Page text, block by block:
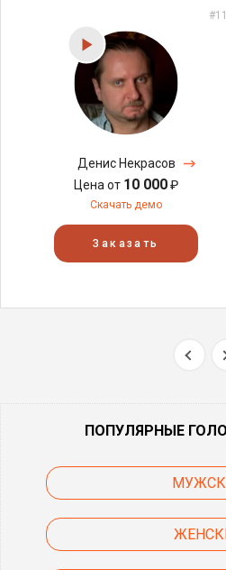
Денис Некрасов
Цена от 10 000₽
Скачать демо
Заказать
ПОПУЛЯРНЫЕ